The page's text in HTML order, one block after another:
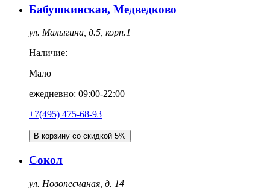
Бабушкинская, Медведково
ул. Малыгина, д.5, корп.1
Наличие:
Мало
ежедневно: 09:00-22:00
+7(495) 475-68-93
В корзину со скидкой 5%
Сокол
ул. Новопесчаная, д. 14